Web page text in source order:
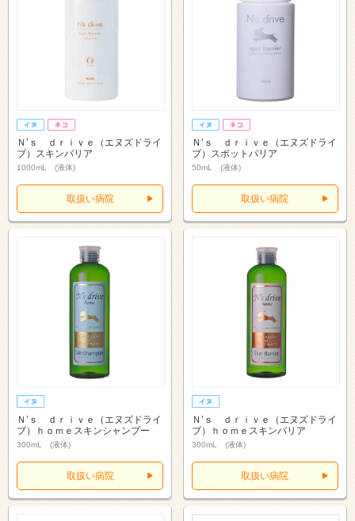
Ｎ’ｓ ｄｒｉｖｅ（エヌズドライ
ブ）スキンバリア
1000mL (液体)
取扱い病院
Ｎ’ｓ ｄｒｉｖｅ（エヌズドライ
ブ）スポットバリア
50mL (液体)
取扱い病院
Ｎ’ｓ ｄｒｉｖｅ（エヌズドライ
ブ）ｈｏｍｅスキンシャンプー
300mL (液体)
取扱い病院
Ｎ’ｓ ｄｒｉｖｅ（エヌズドライ
ブ）ｈｏｍｅスキンバリア
300mL (液体)
取扱い病院